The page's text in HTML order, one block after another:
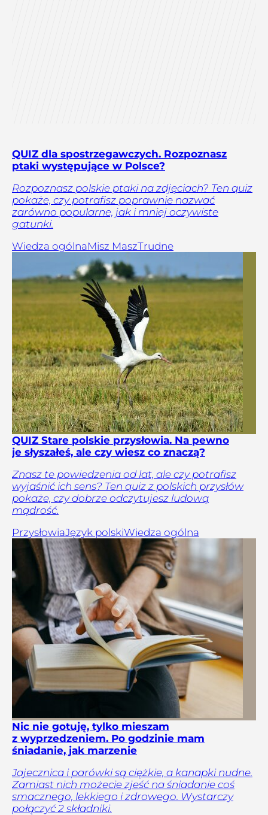
QUIZ dla spostrzegawczych. Rozpoznasz
ptaki występujące w Polsce?
Rozpoznasz polskie ptaki na zdjęciach? Ten quiz
pokaże, czy potrafisz poprawnie nazwać
zarówno popularne, jak i mniej oczywiste
gatunki.
Wiedza ogólnaMisz MaszTrudne
QUIZ Stare polskie przysłowia. Na pewno
je słyszałeś, ale czy wiesz co znaczą?
Znasz te powiedzenia od lat, ale czy potrafisz
wyjaśnić ich sens? Ten quiz z polskich przysłów
pokaże, czy dobrze odczytujesz ludową
mądrość.
PrzysłowiaJęzyk polskiWiedza ogólna
Nic nie gotuję, tylko mieszam
z wyprzedzeniem. Po godzinie mam
śniadanie, jak marzenie
Jajecznica i parówki są ciężkie, a kanapki nudne.
Zamiast nich możecie zjeść na śniadanie coś
smacznego, lekkiego i zdrowego. Wystarczy
połączyć 2 składniki.